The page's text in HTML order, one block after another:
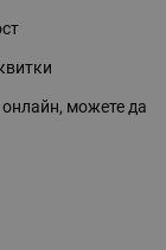
можете да